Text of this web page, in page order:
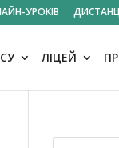
УРОКІВ
ЛІЦЕЙ